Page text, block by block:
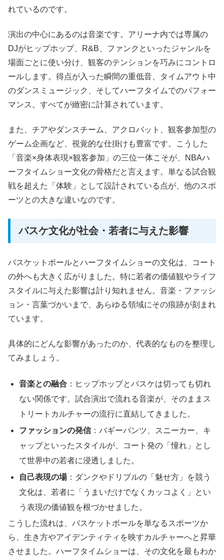
れているのです。
演出の中心にあるのは音楽です。アリーナ内では専属の
DJがヒップホップ、R&B、ファンクといったジャンルを
場面ごとに使い分け、観客のテンションを巧みにコントロ
ールします。得点が入った瞬間の重低音、タイムアウト中
のダンスミュージック、そしてハーフタイムでのパフォー
マンス。すべてが緻密に計算されています。
また、チアやダンスチーム、アクロバット、観客参加型の
ゲーム企画など、視覚的な仕掛けも豊富です。こうした
「音楽×身体表現×観客参加」の三位一体こそが、NBAハ
ーフタイムショー文化の骨格だと言えます。単なる試合観
戦を超えた「体験」として設計されている点が、他のスポ
ーツとの大きな違いなのです。
バスケ文化が社会・若者に与えた影響
バスケットボールとハーフタイムショーの文化は、コート
の外へも大きく広がりました。特に若者の価値観やライフ
スタイルに与えた影響は計り知れません。音楽・ファッシ
ョン・言葉づかいまで、あらゆる領域にその痕跡が刻まれ
ています。
具体的にどんな影響があったのか、代表的なものを整理し
てみましょう。
音楽との融合 ：ヒップホップとバスケは切っても切れ
ない関係です。試合演出で流れる音楽が、そのままス
トリートカルチャーの流行に直結してきました。
ファッションの発信：バギーパンツ、スニーカー、キ
ャップといったスタイルが、コート発の「憧れ」とし
て世界中の若者に浸透しました。
自己表現の場：ダンクやドリブルの「魅せ方」を競う
文化は、若者に「うまいだけでなくカッコよく」とい
う表現の価値観を根づかせました。
こうした流れは、バスケットボールを単なるスポーツか
ら、生き方やアイデンティティを映すカルチャーへと昇華
させました。ハーフタイムショーは、その文化を最もわか